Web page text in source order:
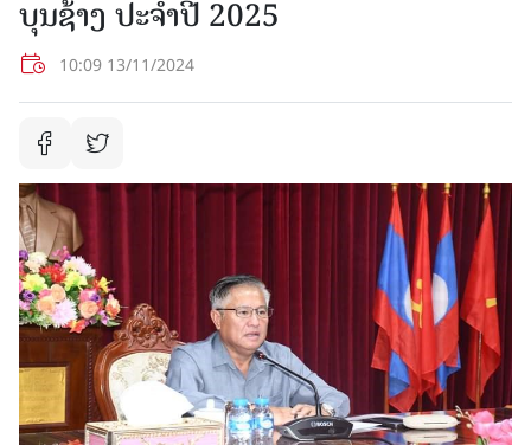
ບຸນຊ້າງ ປະຈໍາປີ 2025
10:09 13/11/2024